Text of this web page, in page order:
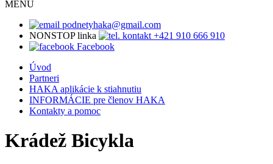
MENU
podnetyhaka@gmail.com
NONSTOP linka
+421 910 666 910
Facebook
Úvod
Partneri
HAKA aplikácie k stiahnutiu
INFORMÁCIE pre členov HAKA
Kontakty a pomoc
Krádež Bicykla